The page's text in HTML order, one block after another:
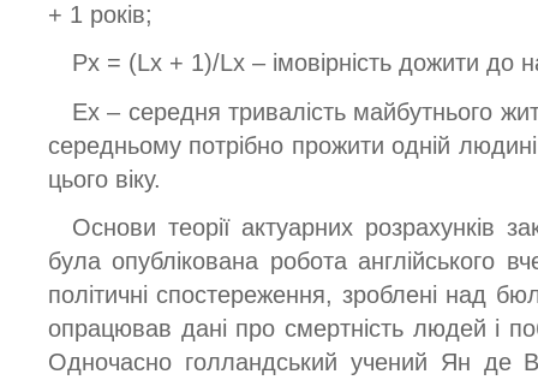
+ 1 років;
Px = (Lx + 1)/Lx – імовірність дожити до
Ex – середня тривалість майбутнього
середньому потрібно прожити одній
цього віку.
Основи теорії актуарних розрахунків
була опублікована робота англійського
політичні спостереження, зроблені над
опрацював дані про смертність людей і
Одночасно голландський учений Ян де